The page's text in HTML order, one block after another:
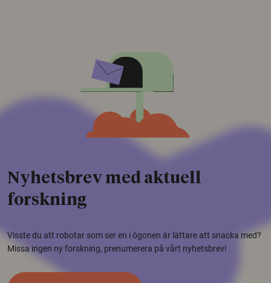
Nyhetsbrev med aktuell
forskning
Visste du att robotar som ser en i ögonen är lättare att snacka med?
Missa ingen ny forskning, prenumerera på vårt nyhetsbrev!